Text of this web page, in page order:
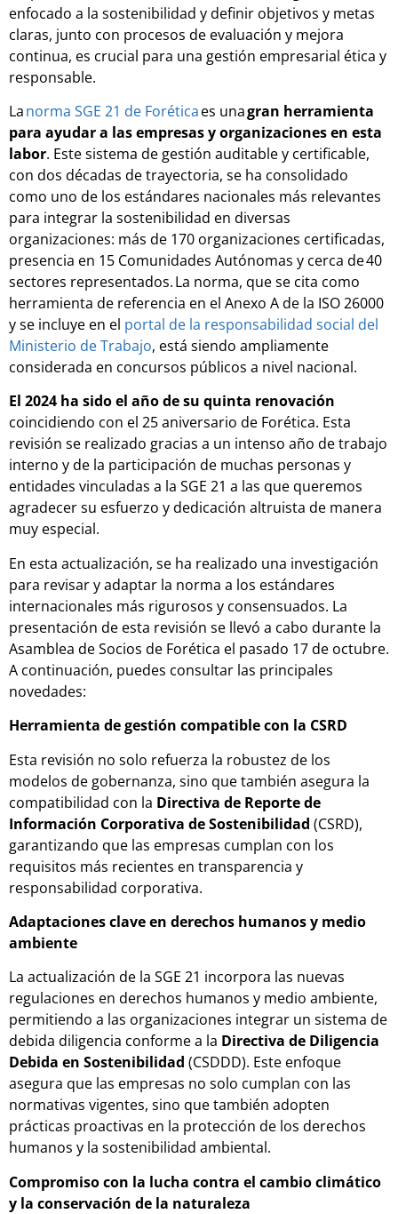
enfocado a la sostenibilidad y definir objetivos y metas
claras, junto con procesos de evaluación y mejora
continua, es crucial para una gestión empresarial ética y
responsable.
Lanorma SGE 21 de Foréticaes unagran herramienta
para ayudar a las empresas y organizaciones en esta
labor. Este sistema de gestión auditable y certificable,
con dos décadas de trayectoria, se ha consolidado
como uno de los estándares nacionales más relevantes
para integrar la sostenibilidad en diversas
organizaciones: más de 170 organizaciones certificadas,
presencia en 15 Comunidades Autónomas y cerca de 40
sectores representados. La norma, que se cita como
herramienta de referencia en el Anexo A de la ISO 26000
y se incluye en el portal de la responsabilidad social del
Ministerio de Trabajo, está siendo ampliamente
considerada en concursos públicos a nivel nacional.
El 2024 ha sido el año de su quinta renovación
coincidiendo con el 25 aniversario de Forética. Esta
revisión se realizado gracias a un intenso año de trabajo
interno y de la participación de muchas personas y
entidades vinculadas a la SGE 21 a las que queremos
agradecer su esfuerzo y dedicación altruista de manera
muy especial.
En esta actualización, se ha realizado una investigación
para revisar y adaptar la norma a los estándares
internacionales más rigurosos y consensuados. La
presentación de esta revisión se llevó a cabo durante la
Asamblea de Socios de Forética el pasado 17 de octubre.
A continuación, puedes consultar las principales
novedades:
Herramienta de gestión compatible con la CSRD
Esta revisión no solo refuerza la robustez de los
modelos de gobernanza, sino que también asegura la
compatibilidad con la Directiva de Reporte de
Información Corporativa de Sostenibilidad (CSRD),
garantizando que las empresas cumplan con los
requisitos más recientes en transparencia y
responsabilidad corporativa.
Adaptaciones clave en derechos humanos y medio
ambiente
La actualización de la SGE 21 incorpora las nuevas
regulaciones en derechos humanos y medio ambiente,
permitiendo a las organizaciones integrar un sistema de
debida diligencia conforme a la Directiva de Diligencia
Debida en Sostenibilidad (CSDDD). Este enfoque
asegura que las empresas no solo cumplan con las
normativas vigentes, sino que también adopten
prácticas proactivas en la protección de los derechos
humanos y la sostenibilidad ambiental.
Compromiso con la lucha contra el cambio climático
y la conservación de la naturaleza